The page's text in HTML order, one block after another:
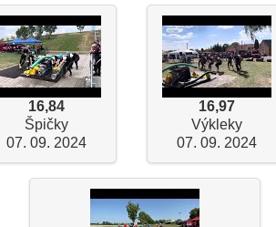
16,84
Špičky
07. 09. 2024
16,97
Výkleky
07. 09. 2024